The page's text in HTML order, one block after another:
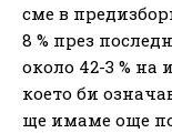
сме в
8 % през
около 42-3 % на
което би
ще имаме още